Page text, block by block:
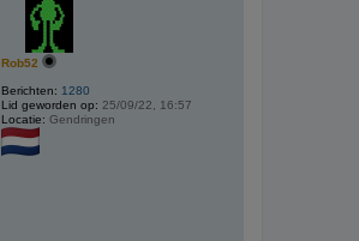
Rob52
Berichten: 1280
Lid geworden op: 25/09/22, 16:57
Locatie: Gendringen